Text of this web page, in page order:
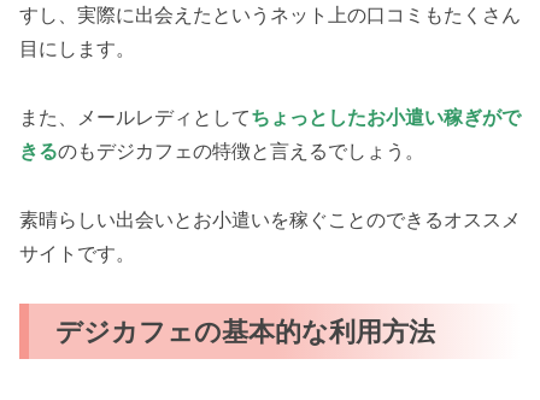
すし、実際に出会えたというネット上の口コミもたくさん
目にします。
また、メールレディとしてちょっとしたお小遣い稼ぎがで
きるのもデジカフェの特徴と言えるでしょう。
素晴らしい出会いとお小遣いを稼ぐことのできるオススメ
サイトです。
デジカフェの基本的な利用方法